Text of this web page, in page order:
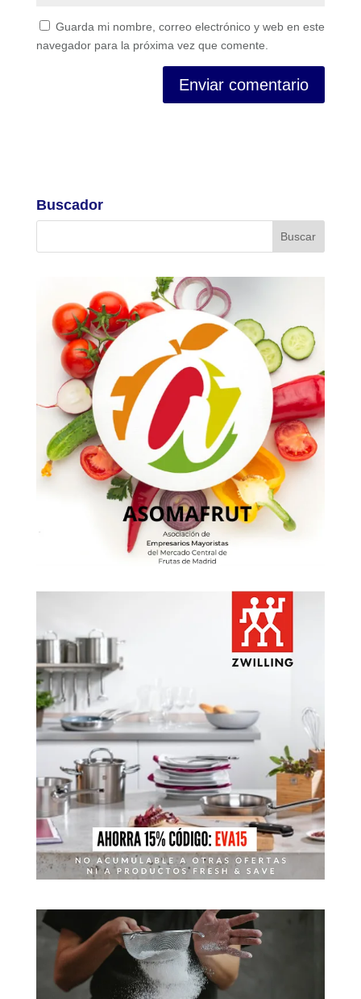
Guarda mi nombre, correo electrónico y web en este
navegador para la próxima vez que comente.
Buscador